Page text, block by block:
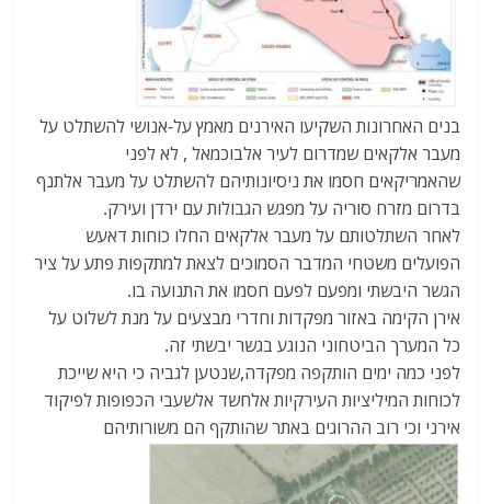
בנים האחרונות השקיעו האירנים מאמץ על-אנושי להשתלט על
מעבר אלקאים שמדרום לעיר אלבוכמאל , לא לפני
שהאמריקאים חסמו את ניסיונותיהם להשתלט על מעבר אלתנף
בדרום מזרח סוריה על מפגש הגבולות עם ירדן ועירק.
לאחר השתלטותם על מעבר אלקאים החלו כוחות דאעש
הפועלים משטחי המדבר הסמוכים לצאת למתקפות פתע על ציר
הגשר היבשתי ומפעם לפעם חסמו את התנועה בו.
אירן הקימה באזור מפקדות וחדרי מבצעים על מנת לשלוט על
כל המערך הביטחוני הנוגע בגשר יבשתי זה.
לפני כמה ימים הותקפה מפקדה,שנטען לגביה כי היא שייכת
לכוחות המיליציות העירקיות אלחשד אלשעבי הכפופות לפיקוד
אירני וכי רוב ההרוגים באתר שהותקף הם משורותיהם